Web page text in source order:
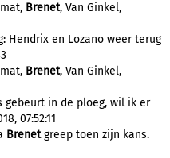
Brenet, Van Ginkel,
Hendrix en Lozano weer terug
Brenet, Van Ginkel,
gebeurt in de ploeg, wil ik er
07:52:11
Brenetgreep toen zijn kans.